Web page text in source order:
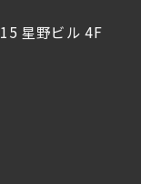
星野ビル 4F